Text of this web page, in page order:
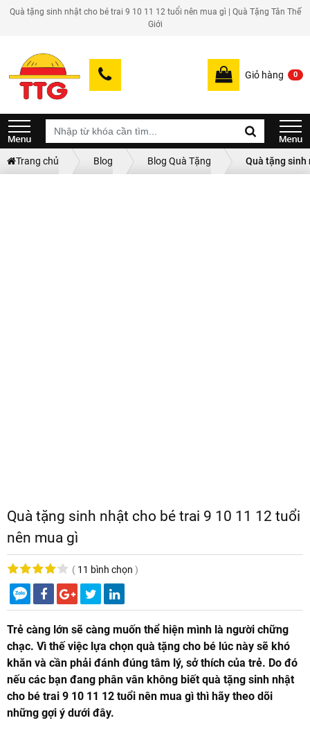
Quà tặng sinh nhật cho bé trai 9 10 11 12 tuổi nên mua gì | Quà Tặng Tân Thế
Giới
Giỏ hàng 0
Trang chủ Blog Blog Quà Tặng Quà tặng sinh
Quà tặng sinh nhật cho bé trai 9 10 11 12 tuổi
nên mua gì
( 11 bình chọn )
Trẻ càng lớn sẽ càng muốn thể hiện mình là người chững
chạc. Vì thế việc lựa chọn quà tặng cho bé lúc này sẽ khó
khăn và cần phải đánh đúng tâm lý, sở thích của trẻ. Do đó
nếu các bạn đang phân vân không biết quà tặng sinh nhật
cho bé trai 9 10 11 12 tuổi nên mua gì thì hãy theo dõi
những gợi ý dưới đây.